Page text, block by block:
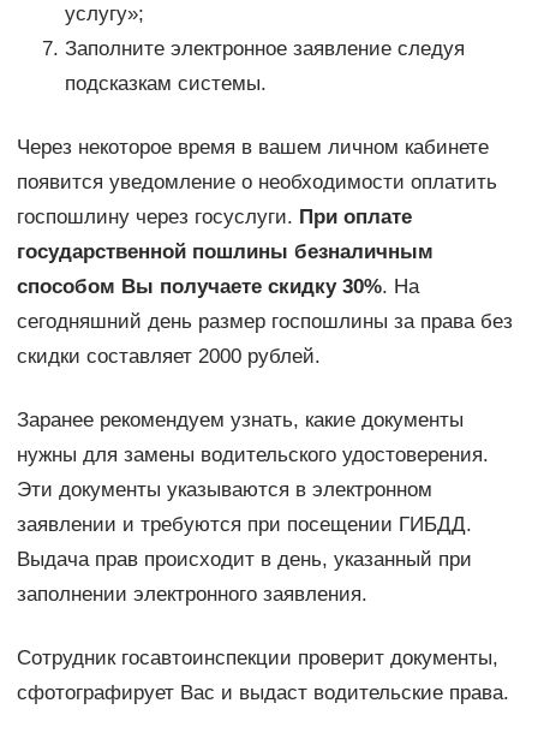
услугу»;
Заполните электронное заявление следуя
подсказкам системы.
Через некоторое время в вашем личном кабинете
появится уведомление о необходимости оплатить
госпошлину через госуслуги. При оплате
государственной пошлины безналичным
способом Вы получаете скидку 30%. На
сегодняшний день размер госпошлины за права без
скидки составляет 2000 рублей.
Заранее рекомендуем узнать, какие документы
нужны для замены водительского удостоверения.
Эти документы указываются в электронном
заявлении и требуются при посещении ГИБДД.
Выдача прав происходит в день, указанный при
заполнении электронного заявления.
Сотрудник госавтоинспекции проверит документы,
сфотографирует Вас и выдаст водительские права.